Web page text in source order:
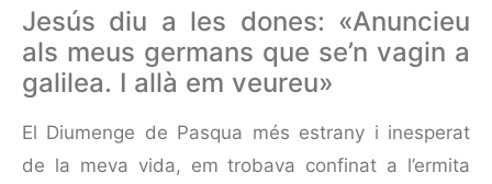
Jesús diu a les dones: «Anuncieu
als meus germans que se’n vagin a
galilea. I allà em veureu»
El Diumenge de Pasqua més estrany i inesperat
de la meva vida, em trobava confinat a l’ermita